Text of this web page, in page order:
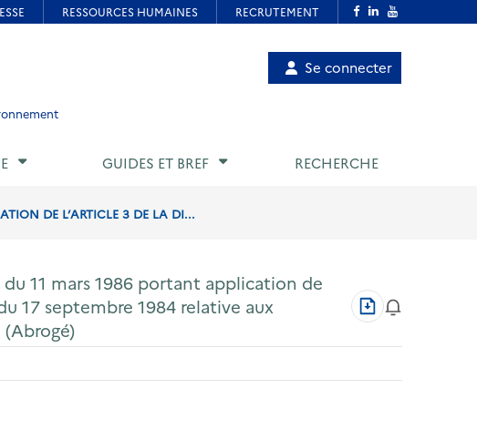
Menu
utilisateur
Se connecter
GUIDES ET BREF RECHERCHE
DE L’ARTICLE 3 DE LA DI...
11 mars 1986 portant application de
17 septembre 1984 relative aux
(Abrogé)
Télécharger
au